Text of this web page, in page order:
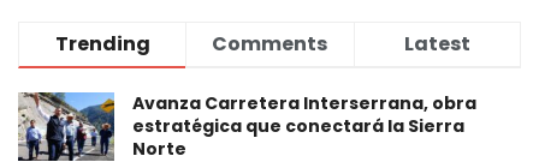
Trending Comments Latest
Avanza Carretera Interserrana, obra
estratégica que conectará la Sierra
Norte